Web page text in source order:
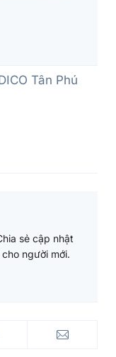
Tân Phú
sẻ cập nhật
người mới.